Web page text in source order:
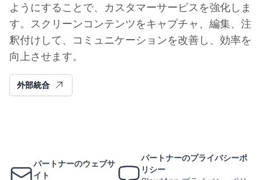
ようにすることで、カスタマーサービスを強化しま
す。スクリーンコンテンツをキャプチャ、編集、注
釈付けして、コミュニケーションを改善し、効率を
向上させます。
外部統合
パートナーのウェブサ
イト
パートナーのプライバシーポ
リシー